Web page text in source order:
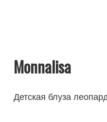
Monnalisa
Детская блуза